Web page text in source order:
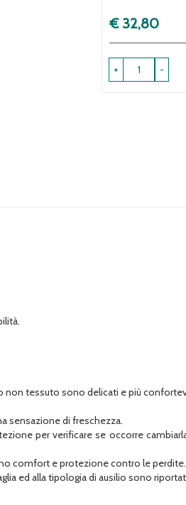
Prezzo
€ 32,80
-
+
tessuto sono delicati e più
sensazione di freschezza.
per verificare se occorre
comfort e protezione contro le perdite.
ed alla tipologia di ausilio sono